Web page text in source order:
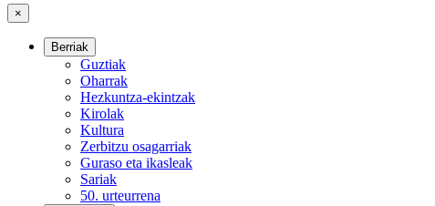
×
Berriak
Guztiak
Oharrak
Hezkuntza-ekintzak
Kirolak
Kultura
Zerbitzu osagarriak
Guraso eta ikasleak
Sariak
50. urteurrena